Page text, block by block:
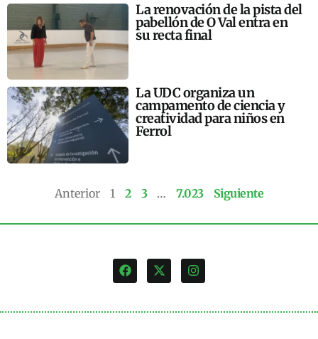
La renovación de la pista del
pabellón de O Val entra en
su recta final
La UDC organiza un
campamento de ciencia y
creatividad para niños en
Ferrol
Anterior 1 2 3 … 7.023 Siguiente